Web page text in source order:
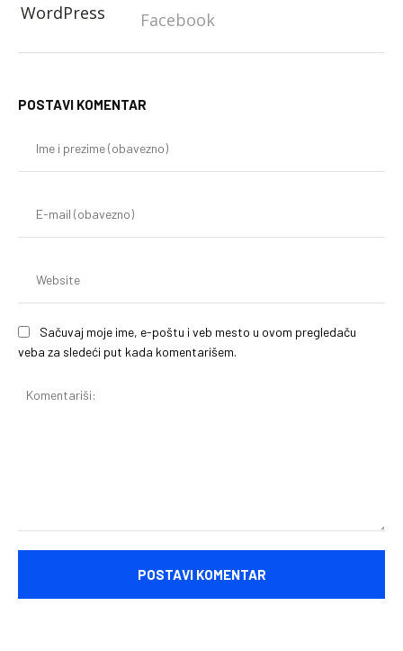
WordPress Facebook
POSTAVI KOMENTAR
Sačuvaj moje ime, e-poštu i veb mesto u ovom pregledaču
veba za sledeći put kada komentarišem.